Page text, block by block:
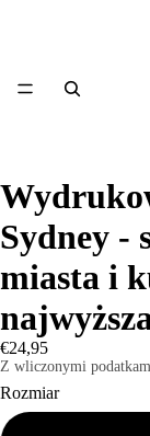
Sydney -
miasta i
€24,95
Z wliczonymi
Rozmiar